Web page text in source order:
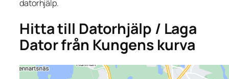
datorhjälp.
Hitta till Datorhjälp / Laga
Dator från Kungens kurva